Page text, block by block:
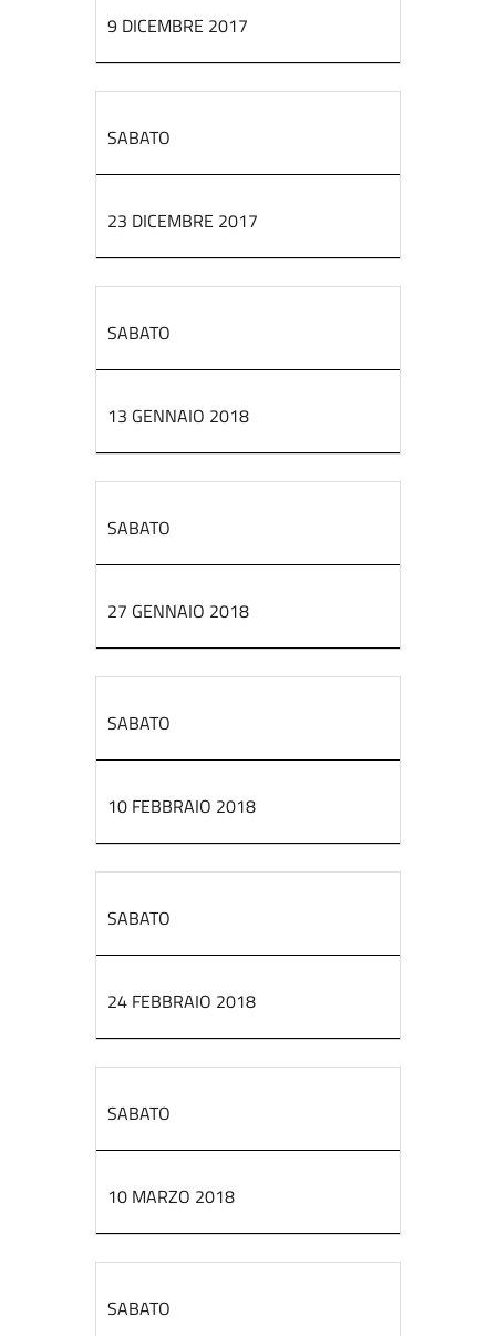
9 DICEMBRE 2017
SABATO
23 DICEMBRE 2017
SABATO
13 GENNAIO 2018
SABATO
27 GENNAIO 2018
SABATO
10 FEBBRAIO 2018
SABATO
24 FEBBRAIO 2018
SABATO
10 MARZO 2018
SABATO